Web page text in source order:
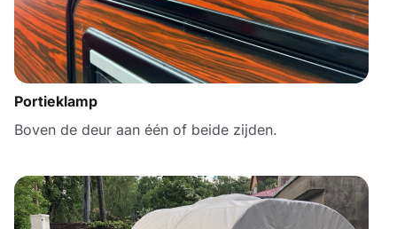
Portieklamp
Boven de deur aan één of beide zijden.